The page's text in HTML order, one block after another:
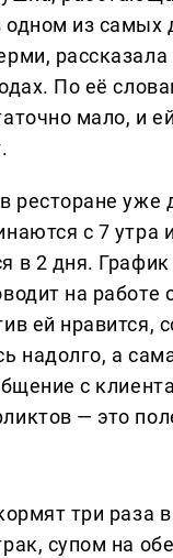
из самых
рассказала
По её
мало, и
ресторане уже
с 7 утра и
в 2 дня. График
на работе
ей нравится,
надолго, а
с
— это
три раза
супом на